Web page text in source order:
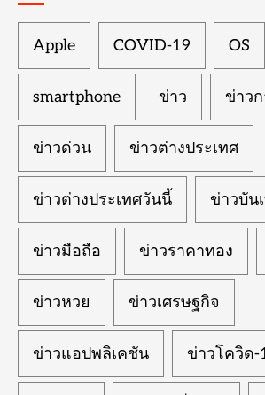
Apple COVID-19 OS
smartphone ข่าว ข่าวก
ข่าวด่วน ข่าวต่างประเทศ
ข่าวต่างประเทศวันนี้ ข่าวบัน
ข่าวมือถือ ข่าวราคาทอง
ข่าวหวย ข่าวเศรษฐกิจ
ข่าวแอปพลิเคชัน ข่าวโควิด-